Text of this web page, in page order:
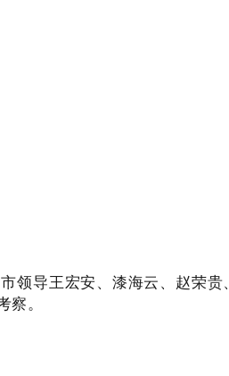
领导王宏安、漆海云、赵荣
。